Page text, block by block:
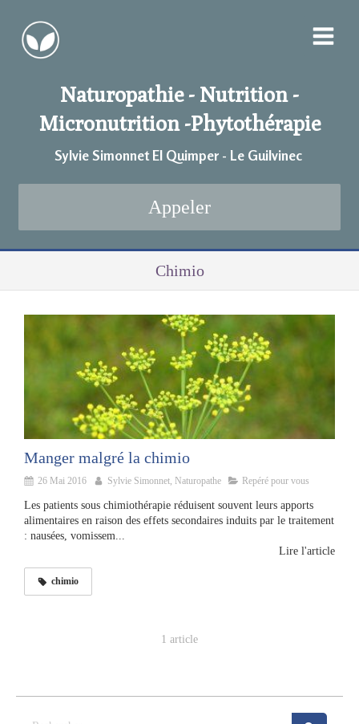
Naturopathie - Nutrition -
Micronutrition -Phytothérapie
Sylvie Simonnet EI Quimper - Le Guilvinec
Appeler
Chimio
Manger malgré la chimio
26 Mai 2016 Sylvie Simonnet, Naturopathe Repéré pour vous
Les patients sous chimiothérapie réduisent souvent leurs apports
alimentaires en raison des effets secondaires induits par le traitement
: nausées, vomissem...
Lire l'article
chimio
1 article
Rechercher